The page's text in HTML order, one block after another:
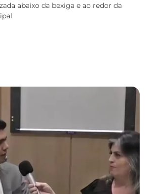
abaixo da bexiga e ao redor da